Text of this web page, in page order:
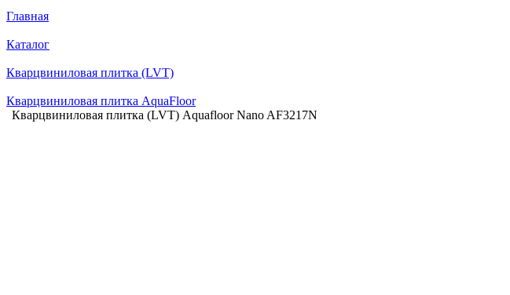
Главная
Каталог
Кварцвиниловая плитка (LVT)
Кварцвиниловая плитка AquaFloor
Кварцвиниловая плитка (LVT) Aquafloor Nano AF3217N